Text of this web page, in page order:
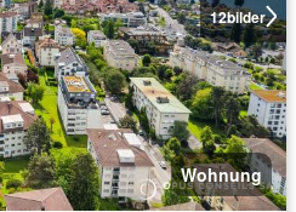
12bilder
Wohnung